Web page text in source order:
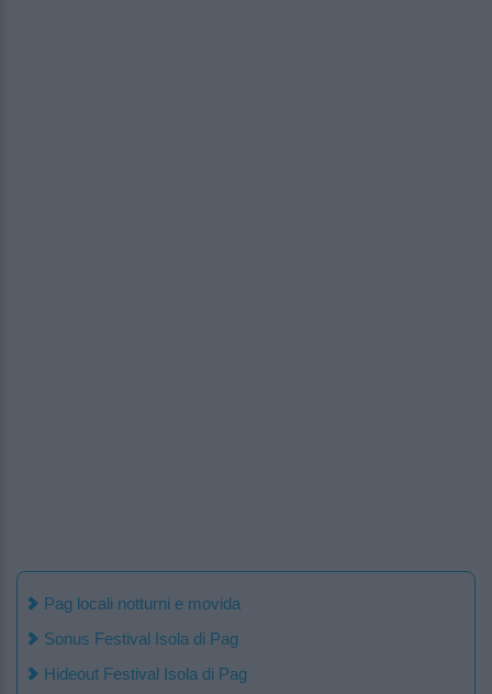
Pag locali notturni e movida
Sonus Festival Isola di Pag
Hideout Festival Isola di Pag